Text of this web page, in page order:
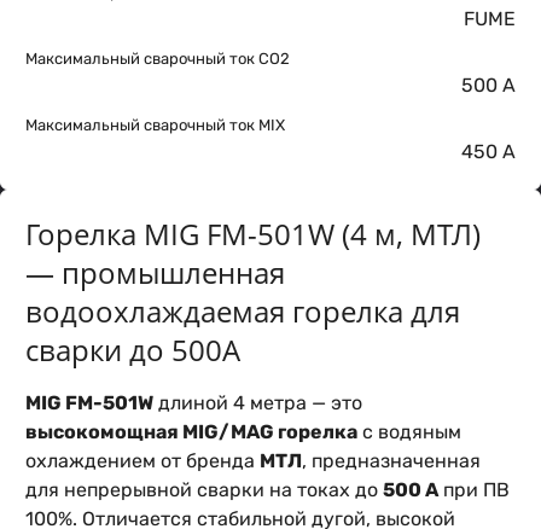
FUME
Максимальный сварочный ток CO2
500 А
Максимальный сварочный ток MIX
450 А
Горелка MIG FM-501W (4 м, МТЛ)
— промышленная
водоохлаждаемая горелка для
сварки до 500А
MIG FM-501W длиной 4 метра — это
высокомощная MIG/MAG горелка с водяным
охлаждением от бренда МТЛ, предназначенная
для непрерывной сварки на токах до 500 Апри ПВ
100%. Отличается стабильной дугой, высокой